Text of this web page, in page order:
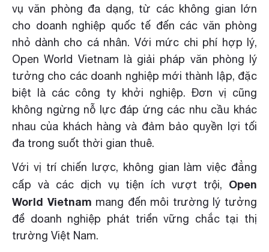
vụ văn phòng đa dạng, từ các không gian lớn
cho doanh nghiệp quốc tế đến các văn phòng
nhỏ dành cho cá nhân. Với mức chi phí hợp lý,
Open World Vietnam là giải pháp văn phòng lý
tưởng cho các doanh nghiệp mới thành lập, đặc
biệt là các công ty khởi nghiệp. Đơn vị cũng
không ngừng nỗ lực đáp ứng các nhu cầu khác
nhau của khách hàng và đảm bảo quyền lợi tối
đa trong suốt thời gian thuê.
Với vị trí chiến lược, không gian làm việc đẳng
cấp và các dịch vụ tiện ích vượt trội, Open
World Vietnam mang đến môi trường lý tưởng
để doanh nghiệp phát triển vững chắc tại thị
trường Việt Nam.